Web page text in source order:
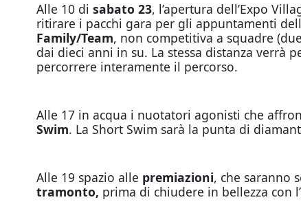
Alle 10 di sabato 23, l’apertura dell’Expo
ritirare i pacchi gara per gli appuntamenti
Family/Team, non competitiva a squadre
dai dieci anni in su. La stessa distanza verrà
percorrere interamente il percorso.
Alle 17 in acqua i nuotatori agonisti che
Swim. La Short Swim sarà la punta di
Alle 19 spazio alle premiazioni, che saranno
tramonto, prima di chiudere in bellezza con